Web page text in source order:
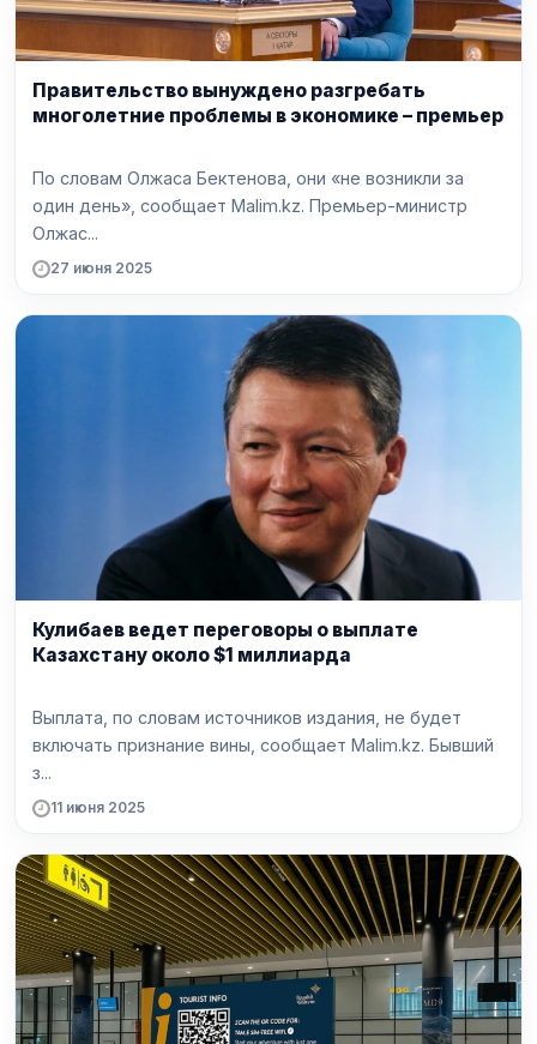
Правительство вынуждено разгребать
многолетние проблемы в экономике – премьер
По словам Олжаса Бектенова, они «не возникли за
один день», сообщает Malim.kz. Премьер-министр
Олжас...
27 июня 2025
Кулибаев ведет переговоры о выплате
Казахстану около $1 миллиарда
Выплата, по словам источников издания, не будет
включать признание вины, сообщает Malim.kz. Бывший
з...
11 июня 2025